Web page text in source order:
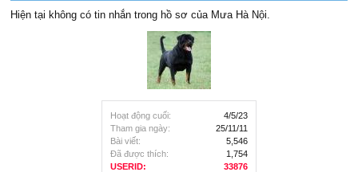
Hoạt động cuối:
4/5/23
Tham gia ngày:
25/11/11
Bài viết:
5,546
Đã được thích:
1,754
USERID:
33876
Hiện tại không có tin nhắn trong hồ sơ của Mưa Hà Nội.